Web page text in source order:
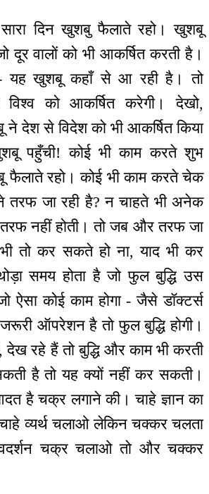
दिन खुशबु फैलाते रहो। खुशबू
दूर वालों को भी आकर्षित करती है।
यह खुशबू कहाँ से आ रही है। तो
को आकर्षित करेगी। देखो,
देश से विदेश को भी आकर्षित किया
पहुँची! कोई भी काम करते शुभ
रहो। कोई भी काम करते चेक
तरफ जा रही है? न चाहते भी अनेक
नहीं होती। तो जब और तरफ जा
तो कर सकते हो ना, याद भी कर
समय होता है जो फुल बुद्धि उस
ऐसा कोई काम होगा - जैसे डॉक्टर्स
ऑपरेशन है तो फुल बुद्धि होगी।
देख रहे हैं तो बुद्धि और काम भी करती
है तो यह क्यों नहीं कर सकती।
है चक्र लगाने की। चाहे ज्ञान का
व्यर्थ चलाओ लेकिन चक्कर चलता
चक्र चलाओ तो और चक्कर